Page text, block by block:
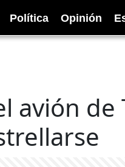
Política Opinión
avión de